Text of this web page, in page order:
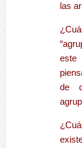
las
este
de